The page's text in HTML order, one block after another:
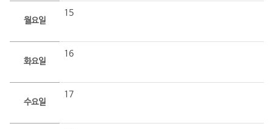
월요일
15
화요일
16
수요일
17